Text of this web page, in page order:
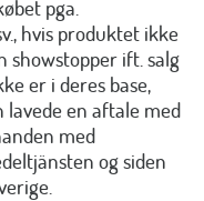
pga.
hvis produktet ikke
showstopper ift. salg
er i deres base,
lavede en aftale med
med
og siden